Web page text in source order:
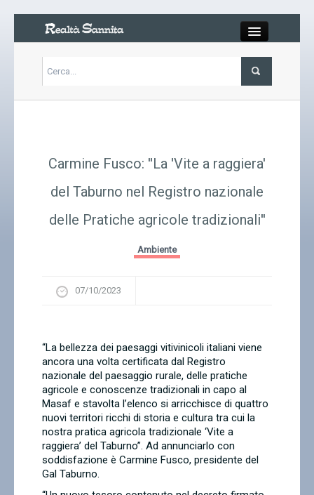
Carrello
Carmine Fusco: ''La 'Vite a raggiera'
del Taburno nel Registro nazionale
delle Pratiche agricole tradizionali''
Ambiente
07/10/2023
“La bellezza dei paesaggi vitivinicoli italiani viene
ancora una volta certificata dal Registro
nazionale del paesaggio rurale, delle pratiche
agricole e conoscenze tradizionali in capo al
Masaf e stavolta l’elenco si arricchisce di quattro
nuovi territori ricchi di storia e cultura tra cui la
nostra pratica agricola tradizionale ‘Vite a
raggiera’ del Taburno”. Ad annunciarlo con
soddisfazione è Carmine Fusco, presidente del
Gal Taburno.